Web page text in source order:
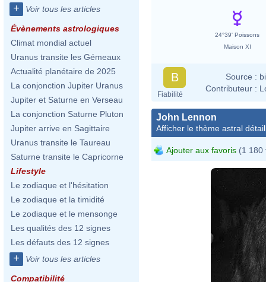
+ Voir tous les articles
Évènements astrologiques
Climat mondial actuel
Uranus transite les Gémeaux
Actualité planétaire de 2025
La conjonction Jupiter Uranus
Jupiter et Saturne en Verseau
La conjonction Saturne Pluton
Jupiter arrive en Sagittaire
Uranus transite le Taureau
Saturne transite le Capricorne
Lifestyle
Le zodiaque et l'hésitation
Le zodiaque et la timidité
Le zodiaque et le mensonge
Les qualités des 12 signes
Les défauts des 12 signes
+ Voir tous les articles
Compatibilité
24°39' Poissons
Maison XI
B
Fiabilité
Source :
Contributeur :
John Lennon
Afficher le thème astral
Ajouter aux favoris (1 180